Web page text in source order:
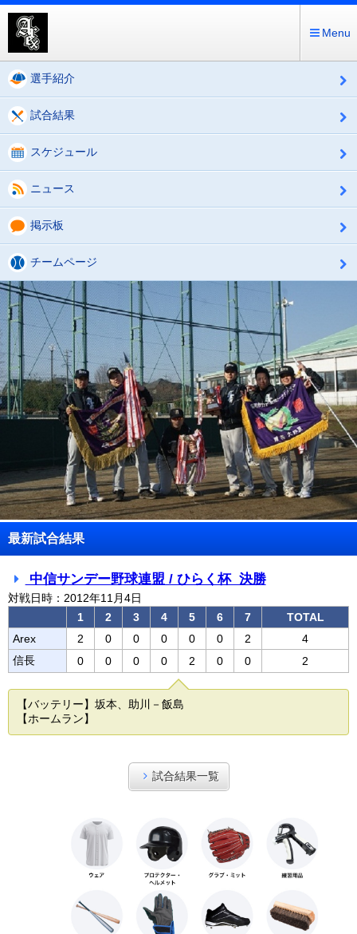
Menu
選手紹介
試合結果
スケジュール
ニュース
掲示板
チームページ
最新試合結果
中信サンデー野球連盟 / ひらく杯 決勝
対戦日時：2012年11月4日
1
2 3 4 5 6 7
TOTAL
Arex
2 0 0 0 0 0 2
4
信長
0 0 0 0 2 0 0 2
【バッテリー】坂本、助川－飯島
【ホームラン】
試合結果一覧